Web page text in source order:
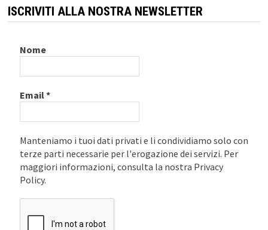
ISCRIVITI ALLA NOSTRA NEWSLETTER
Nome
Email*
Manteniamo i tuoi dati privati e li condividiamo solo con
terze parti necessarie per l'erogazione dei servizi. Per
maggiori informazioni, consulta la nostra Privacy
Policy.